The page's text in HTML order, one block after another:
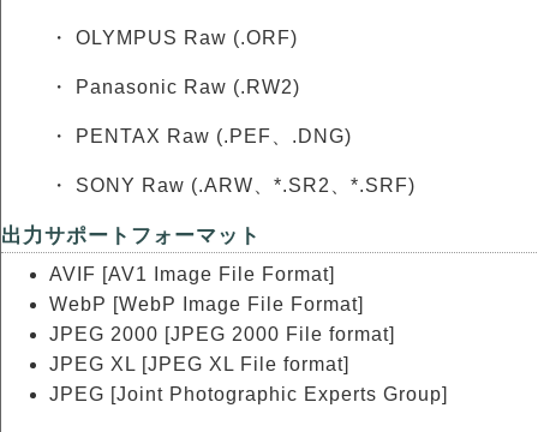
・ OLYMPUS Raw (.ORF)
・ Panasonic Raw (.RW2)
・ PENTAX Raw (.PEF、.DNG)
・ SONY Raw (.ARW、*.SR2、*.SRF)
出力サポートフォーマット
AVIF [AV1 Image File Format]
WebP [WebP Image File Format]
JPEG 2000 [JPEG 2000 File format]
JPEG XL [JPEG XL File format]
JPEG [Joint Photographic Experts Group]